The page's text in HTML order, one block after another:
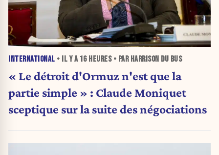
INTERNATIONAL • IL Y A 16 HEURES• PAR HARRISON DU BUS
« Le détroit d'Ormuz n'est que la
partie simple » : Claude Moniquet
sceptique sur la suite des négociations